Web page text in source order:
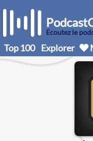
Écoutez le
Top 100 Explorer